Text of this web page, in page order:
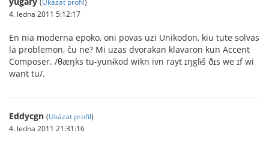
4. ledna 2011 5:12:17
En nia moderna epoko, oni povas uzi Unikodon, kiu tute solvas
la problemon, ĉu ne? Mi uzas dvorakan klavaron kun Accent
Composer. /θæŋks tu-yunɨkod wikn ivn rayt ɪŋglɨš ðɪs we ɪf wi
want tu/.
Eddycgn (Ukázat profil)
4. ledna 2011 21:31:16